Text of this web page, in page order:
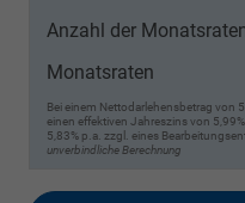
Anzahl der
Monatsraten
Bei einem Nettodarlehensbetrag von
einen effektiven Jahreszins von
5,83% p.a. zzgl. eines
unverbindliche Berechnung